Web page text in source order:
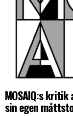
MOSAIQ:s
sin egen